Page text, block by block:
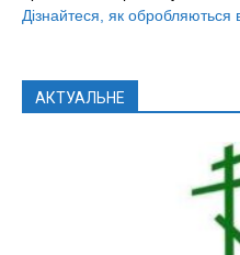
Дізнайтеся, як обробляються
АКТУАЛЬНЕ